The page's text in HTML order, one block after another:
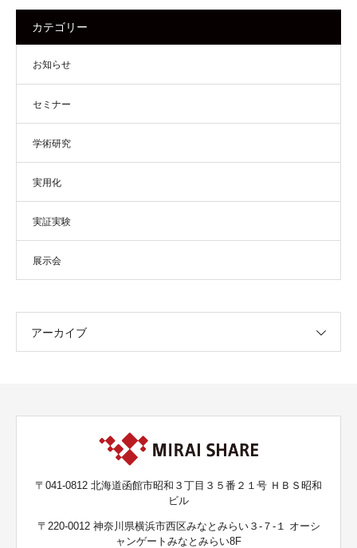
カテゴリー
お知らせ
セミナー
学術研究
実用化
実証実験
展示会
アーカイブ
〒041-0812 北海道函館市昭和３丁目３５番２１号 ＨＢＳ昭和
ビル
〒220-0012 神奈川県横浜市西区みなとみらい３-７-１ オーシ
ャンゲートみなとみらい8F